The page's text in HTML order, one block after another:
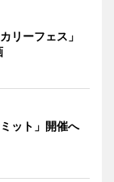
リーフェス」
ット」開催へ